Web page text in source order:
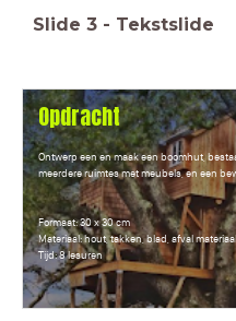
Slide 3 - Tekstslide
Opdracht
Ontwerp een en maak een boomhut,
meerdere ruimtes met meubels, en een
Formaat: 30 x 30 cm
Materiaal: hout, takken, blad, afval materiaal
Tijd: 8 lesuren